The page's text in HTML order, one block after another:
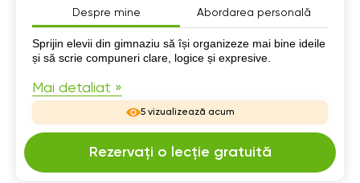
Despre mine Abordarea personală
Despre mine
Sprijin elevii din gimnaziu să își organizeze mai bine ideile
și să scrie compuneri clare, logice și expresive.
Mai detaliat »
5 vizualizează acum
Rezervați o lecție gratuită